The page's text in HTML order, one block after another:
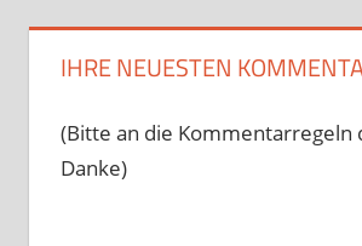
IHRE NEUESTEN
(Bitte an die Kommentarregeln
Danke)